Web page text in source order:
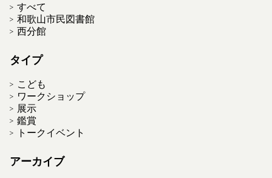
すべて
和歌山市民図書館
西分館
タイプ
こども
ワークショップ
展示
鑑賞
トークイベント
アーカイブ